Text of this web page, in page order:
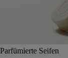
Parfümierte Seifen